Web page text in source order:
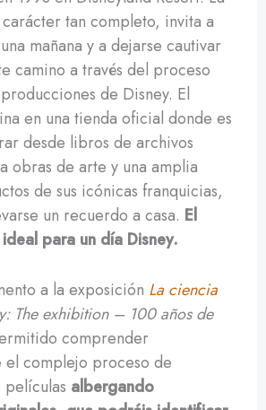
tan completo, invita a
mañana y a dejarse cautivar
camino a través del proceso
de Disney. El
en una tienda oficial donde es
desde libros de archivos
obras de arte y una amplia
de sus icónicas franquicias,
un recuerdo a casa. El
para un día Disney.
a la exposición La ciencia
The exhibition – 100 años de
comprender
el complejo proceso de
albergando